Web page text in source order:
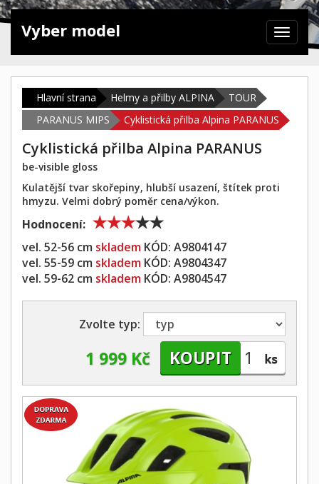
Zabrazit
navigaci
Vyber model
Hlavní strana Helmy a přilby ALPINA
TOUR
PARANUS MIPS
Cyklistická přilba Alpina PARANUS
Cyklistická přilba Alpina PARANUS
be-visible gloss
Kulatější tvar skořepiny, hlubší usazení, štítek proti
hmyzu. Velmi dobrý poměr cena/výkon.
Hodnocení:
vel. 52-56 cm skladem KÓD: A9804147
vel. 55-59 cm skladem KÓD: A9804347
vel. 59-62 cm skladem KÓD: A9804547
Zvolte typ:
1 999 Kč